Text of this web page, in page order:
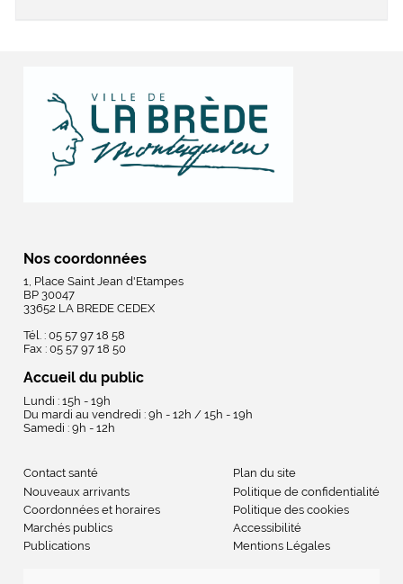
Nos coordonnées
1, Place Saint Jean d'Etampes
BP 30047
33652 LA BREDE CEDEX
Tél. : 05 57 97 18 58
Fax : 05 57 97 18 50
Accueil du public
Lundi : 15h - 19h
Du mardi au vendredi : 9h - 12h / 15h - 19h
Samedi : 9h - 12h
Contact santé
Nouveaux arrivants
Coordonnées et horaires
Marchés publics
Publications
Plan du site
Politique de confidentialité
Politique des cookies
Accessibilité
Mentions Légales